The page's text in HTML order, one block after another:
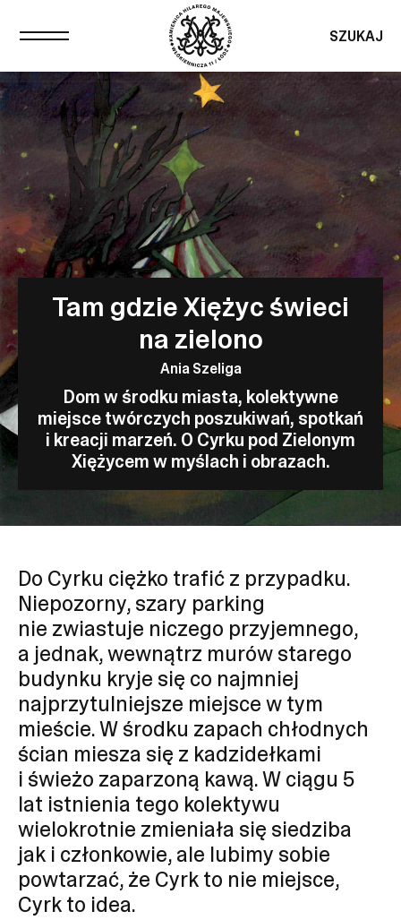
SZUKAJ
Tam gdzie Xiężyc świeci
na zielono
Ania Szeliga
Dom w środku miasta, kolektywne
miejsce twórczych poszukiwań, spotkań
i kreacji marzeń. O Cyrku pod Zielonym
Xiężycem w myślach i obrazach.
Do Cyrku ciężko trafić z przypadku.
Niepozorny, szary parking
nie zwiastuje niczego przyjemnego,
a jednak, wewnątrz murów starego
budynku kryje się co najmniej
najprzytulniejsze miejsce w tym
mieście. W środku zapach chłodnych
ścian miesza się z kadzidełkami
i świeżo zaparzoną kawą. W ciągu 5
lat istnienia tego kolektywu
wielokrotnie zmieniała się siedziba
jak i członkowie, ale lubimy sobie
powtarzać, że Cyrk to nie miejsce,
Cyrk to idea.